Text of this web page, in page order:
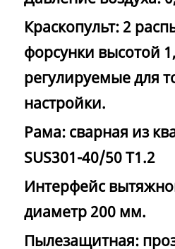
Краскопульт: 2
форсунки высотой
регулируемые для
настройки.
Рама: сварная из
SUS301-40/50 T1.2
Интерфейс
диаметр 200 мм.
Пылезащитная: